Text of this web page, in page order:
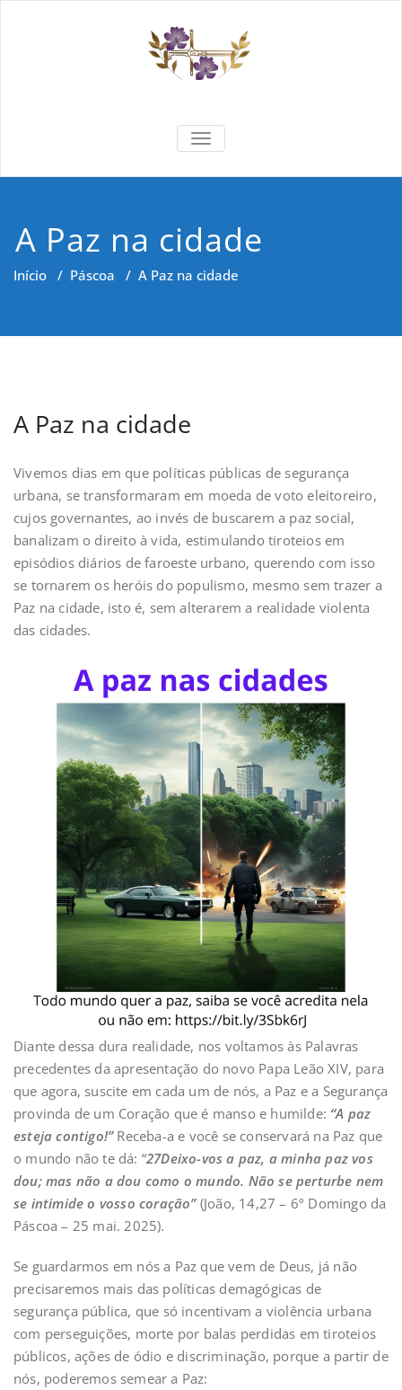
Saber
Cidadania e Dignidade Humana
TOGGLE NAVIGATION
A Paz na cidade
Início / Páscoa / A Paz na cidade
A Paz na cidade
Vivemos dias em que políticas públicas de segurança
urbana, se transformaram em moeda de voto eleitoreiro,
cujos governantes, ao invés de buscarem a paz social,
banalizam o direito à vida, estimulando tiroteios em
episódios diários de faroeste urbano, querendo com isso
se tornarem os heróis do populismo, mesmo sem trazer a
Paz na cidade, isto é, sem alterarem a realidade violenta
das cidades.
Diante dessa dura realidade, nos voltamos às Palavras
precedentes da apresentação do novo Papa Leão XIV, para
que agora, suscite em cada um de nós, a Paz e a Segurança
provinda de um Coração que é manso e humilde: “A paz
esteja contigo!”Receba-a e você se conservará na Paz que
o mundo não te dá: “27Deixo-vos a paz, a minha paz vos
dou; mas não a dou como o mundo. Não se perturbe nem
se intimide o vosso coração”(João, 14,27 – 6º Domingo da
Páscoa – 25 mai. 2025).
Se guardarmos em nós a Paz que vem de Deus, já não
precisaremos mais das políticas demagógicas de
segurança pública, que só incentivam a violência urbana
com perseguições, morte por balas perdidas em tiroteios
públicos, ações de ódio e discriminação, porque a partir de
nós, poderemos semear a Paz: